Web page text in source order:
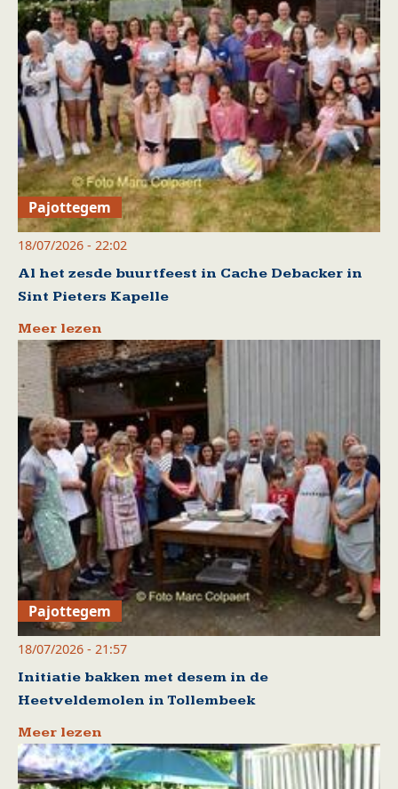
Pajottegem
18/07/2026 - 22:02
Al het zesde buurtfeest in Cache Debacker in
Sint Pieters Kapelle
Meer lezen
Pajottegem
18/07/2026 - 21:57
Initiatie bakken met desem in de
Heetveldemolen in Tollembeek
Meer lezen